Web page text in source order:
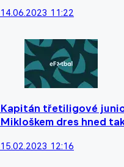
14.06.2023 11:22
Kapitán třetiligové
Mikloškem dres hned
15.02.2023 12:16